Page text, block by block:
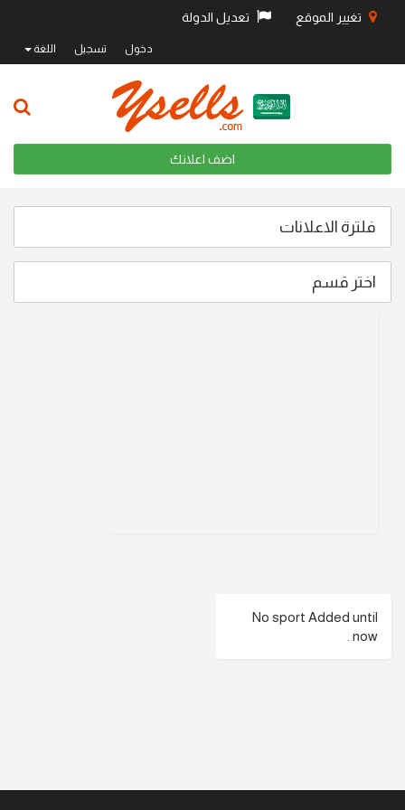
تغيير الموقع تعديل الدولة
دخول تسجيل اللغة
اضف اعلانك
فلترة الاعلانات
اختر قسم
No sport Added until
now .